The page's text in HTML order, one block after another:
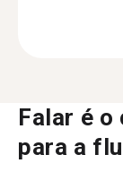
Falar é
para a